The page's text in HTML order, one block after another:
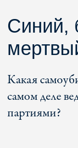
Синий,
Какая
самом деле
партиями?